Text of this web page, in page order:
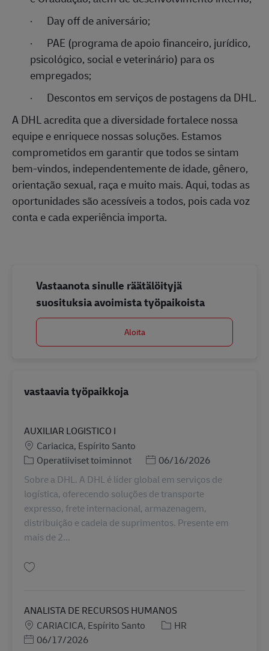
·
Day off de aniversário;
·
PAE (programa de apoio financeiro, jurídico,
psicológico, social e veterinário) para os
empregados;
·
Descontos em serviços de postagens da DHL.
A DHL acredita que a diversidade fortalece nossa
equipe e enriquece nossas soluções. Estamos
comprometidos em garantir que todos se sintam
bem-vindos, independentemente de idade, gênero,
orientação sexual, raça e muito mais. Aqui, todas as
oportunidades são acessíveis a todos, pois cada voz
conta e cada experiência importa.
Vastaanota sinulle räätälöityjä
suosituksia avoimista työpaikoista
Aloita
vastaavia työpaikkoja
AUXILIAR LOGISTICO I
SijaintiCariacica, Espírito Santo
Tehtäväalue
Operatiiviset toiminnot Posted Date
06/16/2026
Sobre a DHL. A DHL é líder global em serviços de
logística, oferecendo soluções de transporte
expresso, frete internacional, armazenagem,
distribuição e cadeia de suprimentos. Presente em
mais de 2...
ANALISTA DE RECURSOS HUMANOS
SijaintiCARIACICA, Espírito Santo Tehtäväalue
HR
Posted Date
06/17/2026